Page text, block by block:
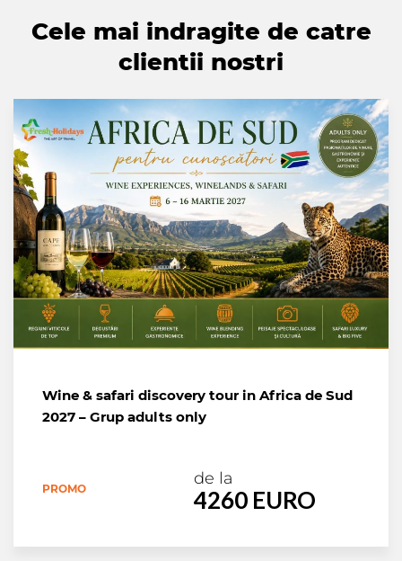
Cele mai indragite de catre
clientii nostri
Wine & safari discovery tour in Africa de Sud
2027 – Grup adults only
PROMO
de la
4260 EURO